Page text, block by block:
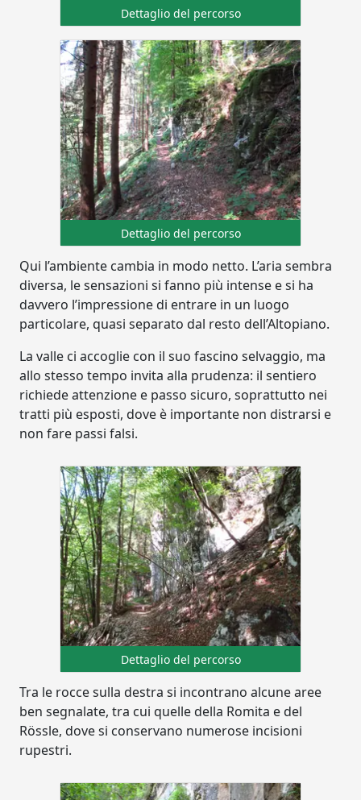
Dettaglio del percorso
Dettaglio del percorso
Qui l’ambiente cambia in modo netto. L’aria sembra
diversa, le sensazioni si fanno più intense e si ha
davvero l’impressione di entrare in un luogo
particolare, quasi separato dal resto dell’Altopiano.
La valle ci accoglie con il suo fascino selvaggio, ma
allo stesso tempo invita alla prudenza: il sentiero
richiede attenzione e passo sicuro, soprattutto nei
tratti più esposti, dove è importante non distrarsi e
non fare passi falsi.
Dettaglio del percorso
Tra le rocce sulla destra si incontrano alcune aree
ben segnalate, tra cui quelle della Romita e del
Rössle, dove si conservano numerose incisioni
rupestri.